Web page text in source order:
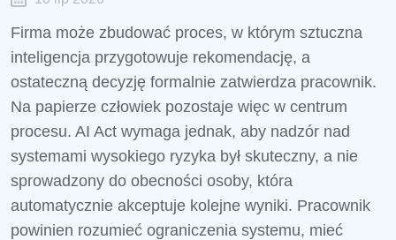
Firma może zbudować proces, w którym sztuczna
inteligencja przygotowuje rekomendację, a
ostateczną decyzję formalnie zatwierdza pracownik.
Na papierze człowiek pozostaje więc w centrum
procesu. AI Act wymaga jednak, aby nadzór nad
systemami wysokiego ryzyka był skuteczny, a nie
sprowadzony do obecności osoby, która
automatycznie akceptuje kolejne wyniki. Pracownik
powinien rozumieć ograniczenia systemu, mieć